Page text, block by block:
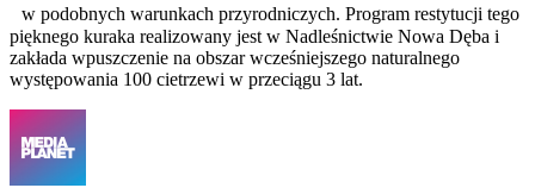
w podobnych warunkach przyrodniczych. Program restytucji tego
pięknego kuraka realizowany jest w Nadleśnictwie Nowa Dęba i
zakłada wpuszczenie na obszar wcześniejszego naturalnego
występowania 100 cietrzewi w przeciągu 3 lat.